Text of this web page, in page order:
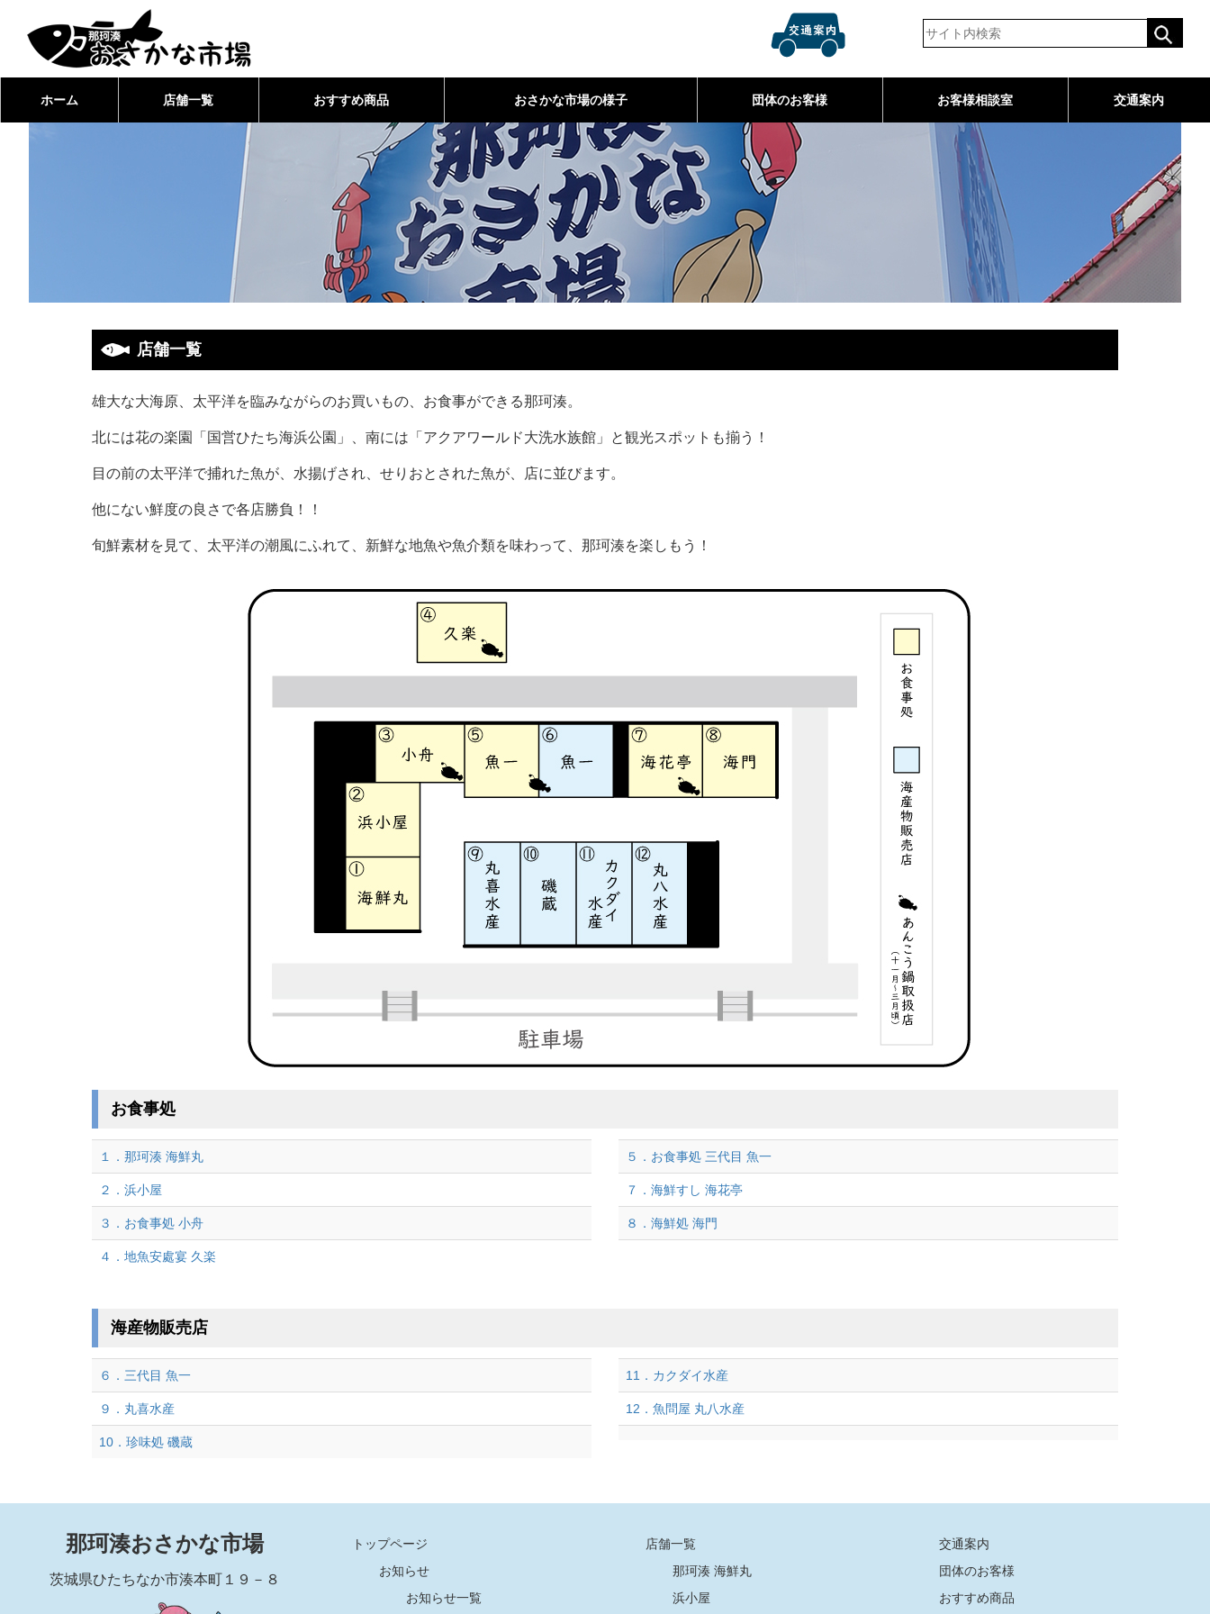
ホーム 店舗一覧 おすすめ商品 おさかな市場の様子 団体のお客様 お客様相談室 交通案内
店舗一覧
雄大な大海原、太平洋を臨みながらのお買いもの、お食事ができる那珂湊。
北には花の楽園「国営ひたち海浜公園」、南には「アクアワールド大洗水族館」と観光スポットも揃う！
目の前の太平洋で捕れた魚が、水揚げされ、せりおとされた魚が、店に並びます。
他にない鮮度の良さで各店勝負！！
旬鮮素材を見て、太平洋の潮風にふれて、新鮮な地魚や魚介類を味わって、那珂湊を楽しもう！
お食事処
１．那珂湊 海鮮丸
２．浜小屋
３．お食事処 小舟
４．地魚安處宴 久楽
５．お食事処 三代目 魚一
７．海鮮すし 海花亭
８．海鮮処 海門
海産物販売店
６．三代目 魚一
９．丸喜水産
10．珍味処 磯蔵
11．カクダイ水産
12．魚問屋 丸八水産
那珂湊おさかな市場
茨城県ひたちなか市湊本町１９－８
トップページ
お知らせ
お知らせ一覧
店舗一覧
那珂湊 海鮮丸
浜小屋
交通案内
団体のお客様
おすすめ商品